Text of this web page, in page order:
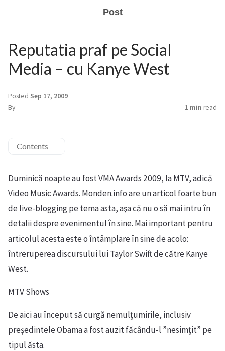
Post
Reputatia praf pe Social
Media – cu Kanye West
Posted Sep 17, 2009
By
1 min read
Contents
Duminică noapte au fost VMA Awards 2009, la MTV, adică
Video Music Awards. Monden.info are un articol foarte bun
de live-blogging pe tema asta, aşa că nu o să mai intru în
detalii despre evenimentul în sine. Mai important pentru
articolul acesta este o întâmplare în sine de acolo:
întreruperea discursului lui Taylor Swift de către Kanye
West.
MTV Shows
De aici au început să curgă nemulţumirile, inclusiv
preşedintele Obama a fost auzit făcându-l ”nesimţit” pe
tipul ăsta.